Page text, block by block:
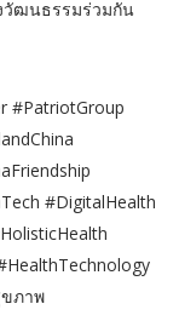
วัฒนธรรมร่วมกัน
#PatriotGroup
#DigitalHealth
ภาพ